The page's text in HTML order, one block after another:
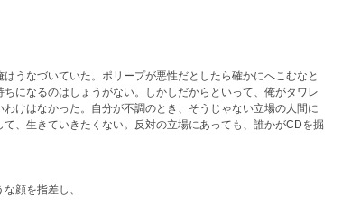
うなづいていた。ポリープが悪性だとしたら確かにへこむなと
になるのはしょうがない。しかしだからといって、俺がタワレ
けはなかった。自分が不調のとき、そうじゃない立場の人間に
、生きていきたくない。反対の立場にあっても、誰かがCDを掘
顔を指差し、